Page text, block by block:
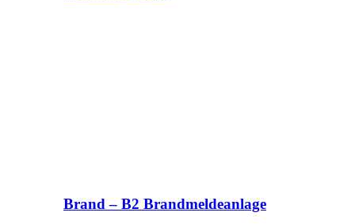
Brand – B2 Brandmeldeanlage